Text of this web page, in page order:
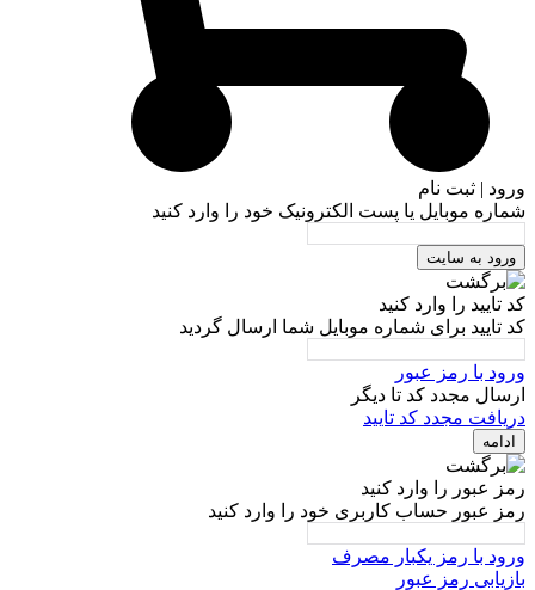
ورود | ثبت نام
شماره موبایل یا پست الکترونیک خود را وارد کنید
ورود به سایت
کد تایید را وارد کنید
کد تایید برای شماره موبایل شما ارسال گردید
ورود با رمز عبور
ارسال مجدد کد تا دیگر
دریافت مجدد کد تایید
ادامه
رمز عبور را وارد کنید
رمز عبور حساب کاربری خود را وارد کنید
ورود با رمز یکبار مصرف
بازیابی رمز عبور